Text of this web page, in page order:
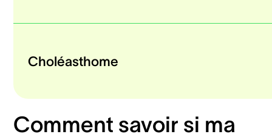
Choléasthome
Comment savoir si ma